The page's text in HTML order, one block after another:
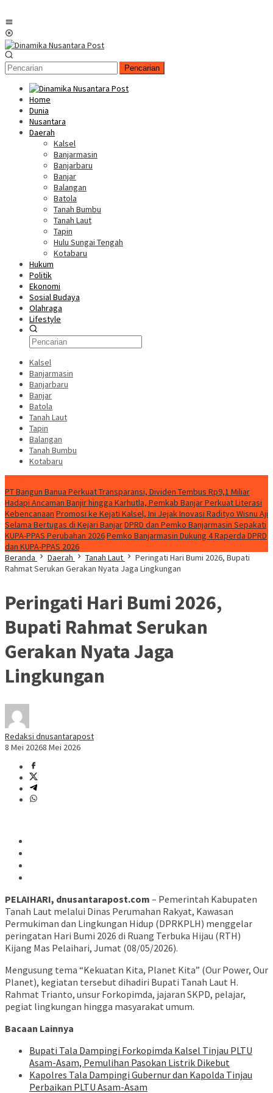
Pencarian
Home
Dunia
Nusantara
Daerah
Kalsel
Banjarmasin
Banjarbaru
Banjar
Balangan
Batola
Tanah Bumbu
Tanah Laut
Tapin
Hulu Sungai Tengah
Kotabaru
Hukum
Politik
Ekonomi
Sosial Budaya
Olahraga
Lifestyle
Kalsel
Banjarmasin
Banjarbaru
Banjar
Batola
Tanah Laut
Tapin
Balangan
Tanah Bumbu
Kotabaru
PT Bangun Banua Perkuat Transparansi, Dividen Tembus Rp9,1 Miliar
Hadapi Ancaman Banjir hingga Karhutla, Pemkab Banjar Perkuat Literasi
Kebencanaan Promosi ke Kejati Kalsel, Ini Jejak Inovasi Radityo Wisnu Aji
Selama Bertugas di Kejari BanjarDPRD dan Pemko Banjarmasin Sepakati
KUPA-PPAS Perubahan 2026Pemko Banjarmasin Dukung 4 Raperda DPRD
dan KUPA-PPAS 2026
Beranda
Daerah Tanah Laut
Peringati Hari Bumi 2026, Bupati
Rahmat Serukan Gerakan Nyata Jaga Lingkungan
Peringati Hari Bumi 2026,
Bupati Rahmat Serukan
Gerakan Nyata Jaga
Lingkungan
Redaksi dnusantarapost
8 Mei 20268 Mei 2026
PELAIHARI, dnusantarapost.com – Pemerintah Kabupaten
Tanah Laut melalui Dinas Perumahan Rakyat, Kawasan
Permukiman dan Lingkungan Hidup (DPRKPLH) menggelar
peringatan Hari Bumi 2026 di Ruang Terbuka Hijau (RTH)
Kijang Mas Pelaihari, Jumat (08/05/2026).
Mengusung tema “Kekuatan Kita, Planet Kita” (Our Power, Our
Planet), kegiatan tersebut dihadiri Bupati Tanah Laut H.
Rahmat Trianto, unsur Forkopimda, jajaran SKPD, pelajar,
pegiat lingkungan hingga masyarakat umum.
Bacaan Lainnya
Bupati Tala Dampingi Forkopimda Kalsel Tinjau PLTU
Asam-Asam, Pemulihan Pasokan Listrik Dikebut
Kapolres Tala Dampingi Gubernur dan Kapolda Tinjau
Perbaikan PLTU Asam-Asam